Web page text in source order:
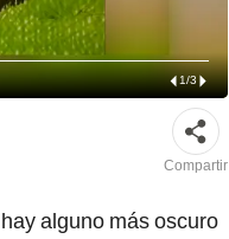
1/3
Compartir
alguno más oscuro